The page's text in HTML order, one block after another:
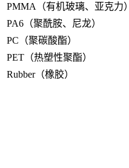
PMMA（有机玻璃、亚克力）
PA6（聚酰胺、尼龙）
PC（聚碳酸酯）
PET（热塑性聚酯）
Rubber（橡胶）